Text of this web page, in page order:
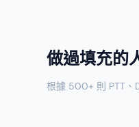
做過填充的
根據 500+ 則 PTT、